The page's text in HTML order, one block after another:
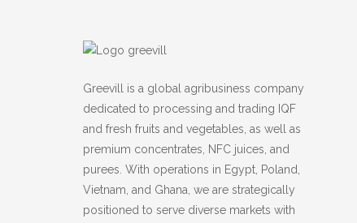
Greevill is a global agribusiness company
dedicated to processing and trading IQF
and fresh fruits and vegetables, as well as
premium concentrates, NFC juices, and
purees. With operations in Egypt, Poland,
Vietnam, and Ghana, we are strategically
positioned to serve diverse markets with